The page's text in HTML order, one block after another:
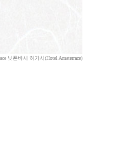
닛폰바시 히가시(Hotel Amaterrace)